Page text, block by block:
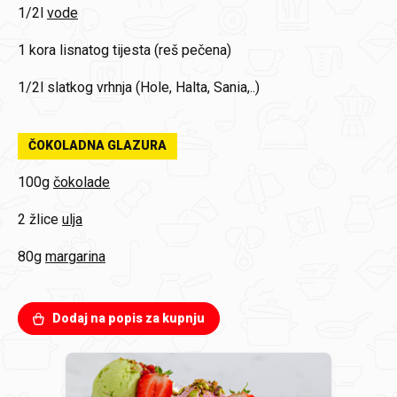
1/2l vode
1 kora lisnatog tijesta (reš pečena)
1/2l slatkog vrhnja (Hole, Halta, Sania,..)
ČOKOLADNA GLAZURA
100g čokolade
2 žlice ulja
80g margarina
Dodaj na popis za kupnju